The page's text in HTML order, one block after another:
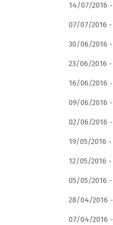
14/07/2016 -
07/07/2016 -
30/06/2016 -
23/06/2016 -
16/06/2016 -
09/06/2016 -
02/06/2016 -
19/05/2016 -
12/05/2016 -
05/05/2016 -
28/04/2016 -
07/04/2016 -